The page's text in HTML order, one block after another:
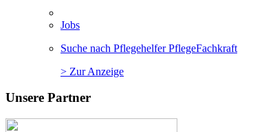
Jobs
Suche nach Pflegehelfer PflegeFachkraft
> Zur Anzeige
Unsere Partner